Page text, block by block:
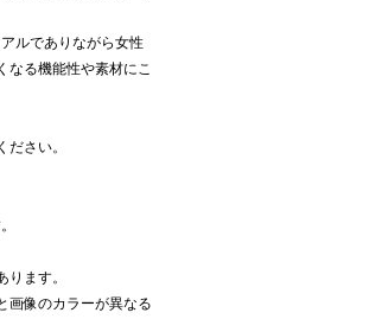
ルでありながら女性
なる機能性や素材にこ
さい。
ます。
画像のカラーが異なる